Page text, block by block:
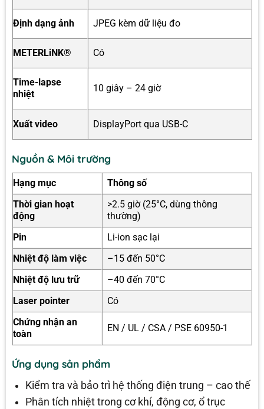
Định dạng ảnh JPEG kèm dữ liệu đo
METERLiNK® Có
Time-lapse
nhiệt
10 giây – 24 giờ
Xuất video DisplayPort qua USB-C
Nguồn & Môi trường
Hạng mục
Thông số
Thời gian hoạt
động
>2.5 giờ (25°C, dùng thông
thường)
Pin
Li-ion sạc lại
Nhiệt độ làm việc
–15 đến 50°C
Nhiệt độ lưu trữ
–40 đến 70°C
Laser pointer
Có
Chứng nhận an
toàn
EN / UL / CSA / PSE 60950-1
Ứng dụng sản phẩm
Kiểm tra và bảo trì hệ thống điện trung – cao thế
Phân tích nhiệt trong cơ khí, động cơ, ổ trục